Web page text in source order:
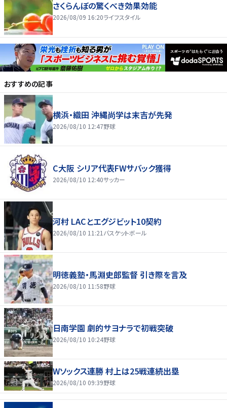
さくらんぼの驚くべき効果効能
2026/08/09 16:20ライフスタイル
おすすめの記事
横浜・織田 沖縄尚学は末吉が先発
2026/08/10 12:47野球
C大阪 シリア代表FWサバック獲得
2026/08/10 12:40サッカー
河村 LACとエグジビット10契約
2026/08/10 11:21 バスケットボール
明徳義塾・馬淵史郎監督 引き際を言及
2026/08/10 11:58野球
日南学園 劇的サヨナラで初戦突破
2026/08/10 10:24野球
Wソックス連勝 村上は25戦連続出塁
2026/08/10 09:39野球